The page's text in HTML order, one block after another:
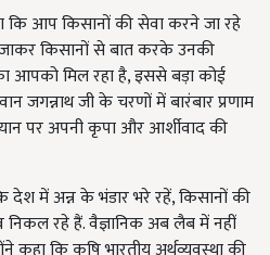
कि आप किसानों की सेवा करने जा रहे
किसानों से बात करके उनकी
आपको मिल रहा है, इससे बड़ा कोई
जगन्नाथ जी के चरणों में बारंबार प्रणाम
पर अपनी कृपा और आर्शीवाद की
देश में अन्न के भंडार भरे रहें, किसानों की
रहे हैं. वैज्ञानिक अब लैब में नहीं